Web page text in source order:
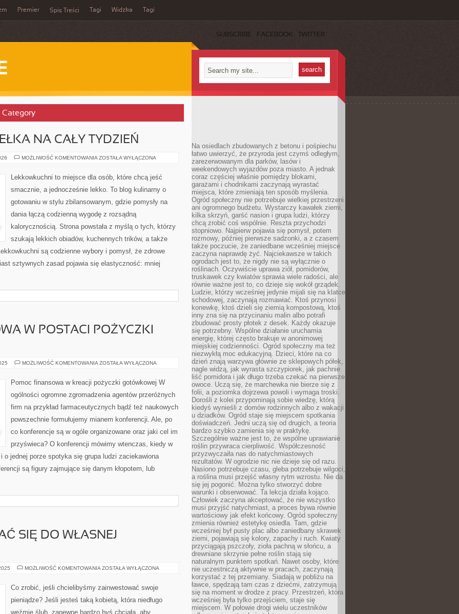
Premier Spis Treści Tagi Widzka Tagi
SUBSCRIBE FACEBOOK TWITTER
Category
NA CAŁY TYDZIEŃ
MOŻLIWOŚĆ KOMENTOWANIA MEAL
PUDEŁKA
NA
TYDZIEŃ
ZOSTAŁA WYŁĄCZONA
Lekkowkuchni to miejsce dla osób, które chcą jeść
smacznie, a jednocześnie lekko. To blog kulinarny o
gotowaniu w stylu zbilansowanym, gdzie pomysły na
dania łączą codzienną wygodę z rozsądną
kalorycznością. Strona powstała z myślą o tych, którzy
szukają lekkich obiadów, kuchennych trików, a także
są codzienne wybory i pomysł, że zdrowe
sztywnych zasad pojawia się elastyczność: mniej
W POSTACI POŻYCZKI
MOŻLIWOŚĆ KOMENTOWANIA POMOC
POSTACI
POŻYCZKI
ZOSTAŁA WYŁĄCZONA
Pomoc finansowa w kreacji pożyczki gotówkowej W
ogólności ogromne zgromadzenia agentów przeróżnych
firm na przykład farmaceutycznych bądź też naukowych
powszechnie formułujemy mianem konferencji. Ale, po
co konferencje są w ogóle organizowane oraz jaki cel im
przyświeca? O konferencji mówimy wtenczas, kiedy w
jednej porze spotyka się grupa ludzi zaciekawiona
są figury zajmujące się danym kłopotem, lub
SIĘ DO WŁASNEJ
MOŻLIWOŚĆ KOMENTOWANIA JAK
DO
WŁASNEJ
ZOSTAŁA WYŁĄCZONA
Co zrobić, jeśli chcielibyśmy zainwestować swoje
pieniądze? Jeśli jesteś taką kobietą, która niedługo
weźmie ślub, zapewne bardzo byś chciała, aby
Na osiedlach zbudowanych z betonu i pośpiechu
łatwo uwierzyć, że przyroda jest czymś odległym,
zarezerwowanym dla parków, lasów i
weekendowych wyjazdów poza miasto. A jednak
coraz częściej właśnie pomiędzy blokami,
garażami i chodnikami zaczynają wyrastać
miejsca, które zmieniają ten sposób myślenia.
Ogród społeczny nie potrzebuje wielkiej przestrzeni
ani ogromnego budżetu. Wystarczy kawałek ziemi,
kilka skrzyń, garść nasion i grupa ludzi, którzy
chcą zrobić coś wspólnie. Reszta przychodzi
stopniowo. Najpierw pojawia się pomysł, potem
rozmowy, później pierwsze sadzonki, a z czasem
także poczucie, że zaniedbane wcześniej miejsce
zaczyna naprawdę żyć. Najciekawsze w takich
ogrodach jest to, że nigdy nie są wyłącznie o
roślinach. Oczywiście uprawa ziół, pomidorów,
truskawek czy kwiatów sprawia wiele radości, ale
równie ważne jest to, co dzieje się wokół grządek.
Ludzie, którzy wcześniej jedynie mijali się na klatce
schodowej, zaczynają rozmawiać. Ktoś przynosi
konewkę, ktoś dzieli się ziemią kompostową, ktoś
inny zna się na przycinaniu malin albo potrafi
zbudować prosty płotek z desek. Każdy okazuje
się potrzebny. Wspólne działanie uruchamia
energię, której często brakuje w anonimowej
miejskiej codzienności. Ogród społeczny ma też
niezwykłą moc edukacyjną. Dzieci, które na co
dzień znają warzywa głównie ze sklepowych półek,
nagle widzą, jak wyrasta szczypiorek, jak pachnie
liść pomidora i jak długo trzeba czekać na pierwsze
owoce. Uczą się, że marchewka nie bierze się z
folii, a poziomka dojrzewa powoli i wymaga troski.
Dorośli z kolei przypominają sobie wiedzę, którą
kiedyś wynieśli z domów rodzinnych albo z wakacji
u dziadków. Ogród staje się miejscem spotkania
doświadczeń. Jedni uczą się od drugich, a teoria
bardzo szybko zamienia się w praktykę.
Szczególnie ważne jest to, że wspólne uprawianie
roślin przywraca cierpliwość. Współczesność
przyzwyczaiła nas do natychmiastowych
rezultatów. W ogrodzie nic nie dzieje się od razu.
Nasiono potrzebuje czasu, gleba potrzebuje wilgoci,
a roślina musi przejść własny rytm wzrostu. Nie da
się jej pogonić. Można tylko stworzyć dobre
warunki i obserwować. Ta lekcja działa kojąco.
Człowiek zaczyna akceptować, że nie wszystko
musi przyjść natychmiast, a proces bywa równie
wartościowy jak efekt końcowy. Ogród społeczny
zmienia również estetykę osiedla. Tam, gdzie
wcześniej był pusty plac albo zaniedbany skrawek
ziemi, pojawiają się kolory, zapachy i ruch. Kwiaty
przyciągają pszczoły, zioła pachną w słońcu, a
drewniane skrzynie pełne roślin stają się
naturalnym punktem spotkań. Nawet osoby, które
nie uczestniczą aktywnie w pracach, zaczynają
korzystać z tej przemiany. Siadają w pobliżu na
ławce, spędzają tam czas z dziećmi, zatrzymują
się na moment w drodze z pracy. Przestrzeń, która
wcześniej była tylko przejściem, staje się
miejscem. W połowie drogi wielu uczestników